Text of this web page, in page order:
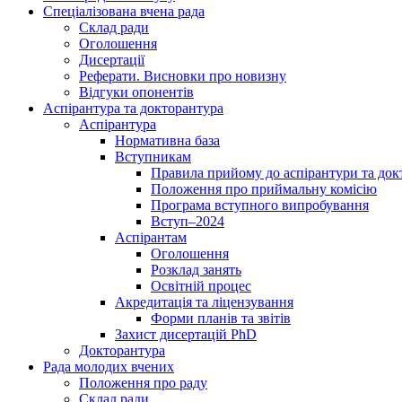
Спеціалізована вчена рада
Склад ради
Оголошення
Дисертації
Реферати. Висновки про новизну
Відгуки опонентів
Аспірантура та докторантура
Аспірантура
Нормативна база
Вступникам
Правила прийому до аспірантури та
Положення про приймальну комісію
Програма вступного випробування
Вступ–2024
Аспірантам
Оголошення
Розклад занять
Освітній процес
Акредитація та ліцензування
Форми планів та звітів
Захист дисертацій PhD
Докторантура
Рада молодих вчених
Положення про раду
Склад ради